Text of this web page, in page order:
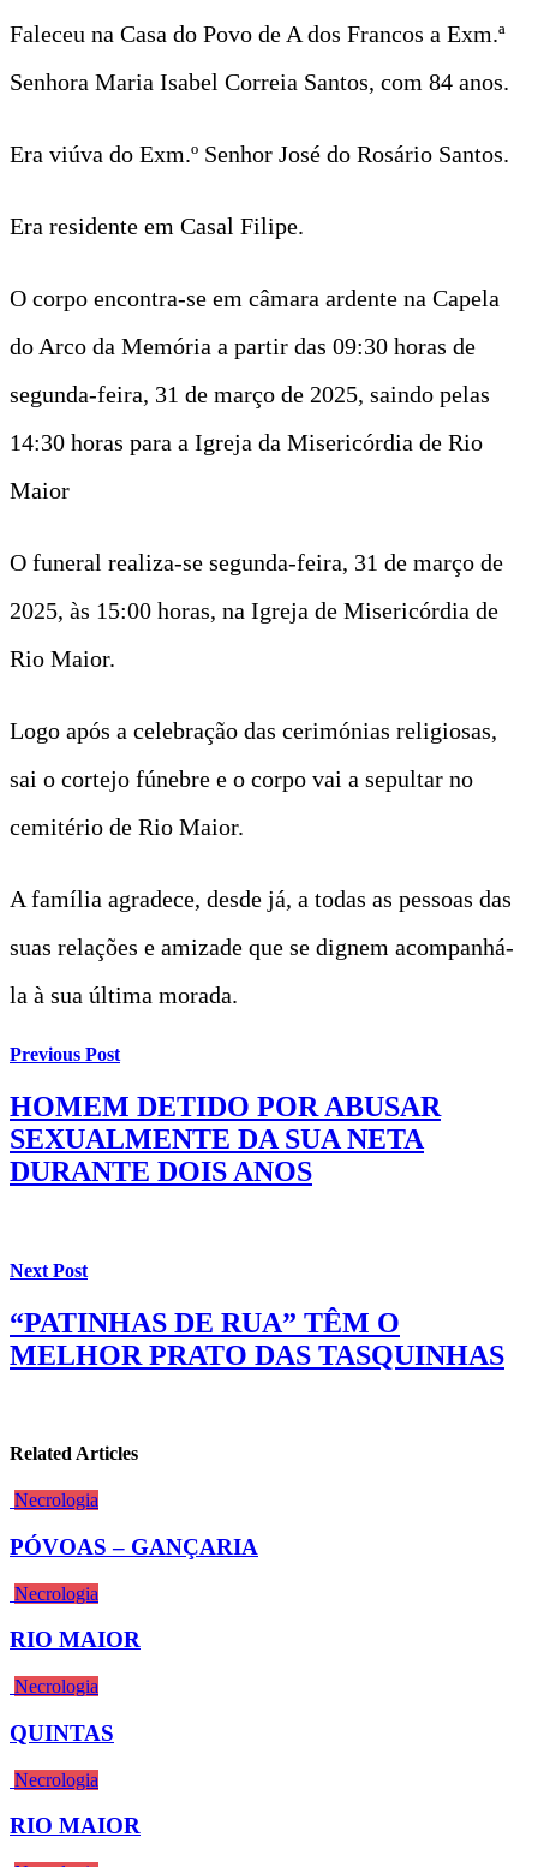
Faleceu na Casa do Povo de A dos Francos a Exm.ª
Senhora Maria Isabel Correia Santos, com 84 anos.
Era viúva do Exm.º Senhor José do Rosário Santos.
Era residente em Casal Filipe.
O corpo encontra-se em câmara ardente na Capela
do Arco da Memória a partir das 09:30 horas de
segunda-feira, 31 de março de 2025, saindo pelas
14:30 horas para a Igreja da Misericórdia de Rio
Maior
O funeral realiza-se segunda-feira, 31 de março de
2025, às 15:00 horas, na Igreja de Misericórdia de
Rio Maior.
Logo após a celebração das cerimónias religiosas,
sai o cortejo fúnebre e o corpo vai a sepultar no
cemitério de Rio Maior.
A família agradece, desde já, a todas as pessoas das
suas relações e amizade que se dignem acompanhá-
la à sua última morada.
Previous Post
HOMEM DETIDO POR ABUSAR
SEXUALMENTE DA SUA NETA
DURANTE DOIS ANOS
Next Post
“PATINHAS DE RUA” TÊM O
MELHOR PRATO DAS TASQUINHAS
Related Articles
Necrologia
PÓVOAS – GANÇARIA
Necrologia
RIO MAIOR
Necrologia
QUINTAS
Necrologia
RIO MAIOR